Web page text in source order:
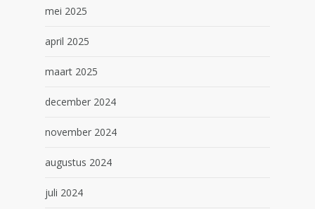
mei 2025
april 2025
maart 2025
december 2024
november 2024
augustus 2024
juli 2024